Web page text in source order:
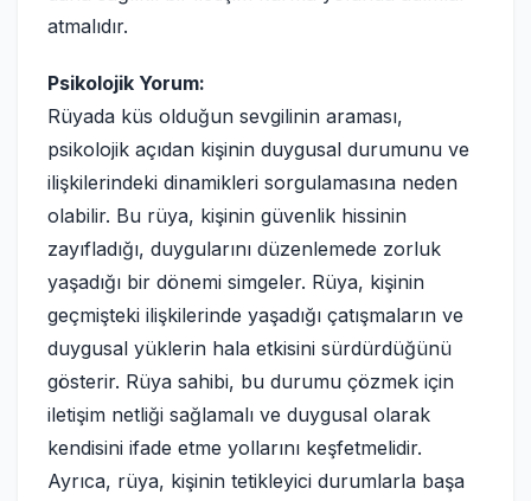
atmalıdır.
Psikolojik Yorum:
Rüyada küs olduğun sevgilinin araması,
psikolojik açıdan kişinin duygusal durumunu ve
ilişkilerindeki dinamikleri sorgulamasına neden
olabilir. Bu rüya, kişinin güvenlik hissinin
zayıfladığı, duygularını düzenlemede zorluk
yaşadığı bir dönemi simgeler. Rüya, kişinin
geçmişteki ilişkilerinde yaşadığı çatışmaların ve
duygusal yüklerin hala etkisini sürdürdüğünü
gösterir. Rüya sahibi, bu durumu çözmek için
iletişim netliği sağlamalı ve duygusal olarak
kendisini ifade etme yollarını keşfetmelidir.
Ayrıca, rüya, kişinin tetikleyici durumlarla başa